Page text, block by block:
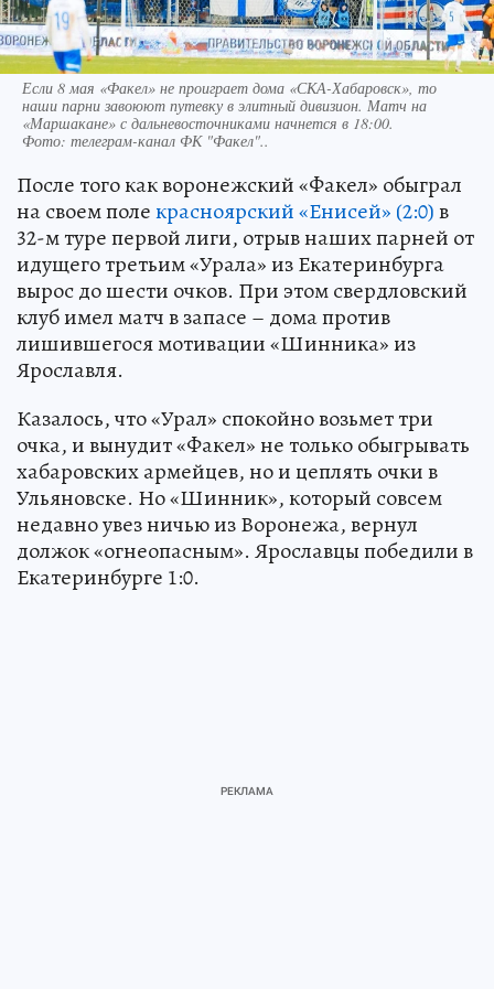
Если 8 мая «Факел» не проиграет дома «СКА-Хабаровск», то
наши парни завоюют путевку в элитный дивизион. Матч на
«Маршакане» с дальневосточниками начнется в 18:00.
Фото: телеграм-канал ФК "Факел"..
После того как воронежский «Факел» обыграл
на своем полекрасноярский «Енисей» (2:0)в
32-м туре первой лиги, отрыв наших парней от
идущего третьим «Урала» из Екатеринбурга
вырос до шести очков. При этом свердловский
клуб имел матч в запасе – дома против
лишившегося мотивации «Шинника» из
Ярославля.
Казалось, что «Урал» спокойно возьмет три
очка, и вынудит «Факел» не только обыгрывать
хабаровских армейцев, но и цеплять очки в
Ульяновске. Но «Шинник», который совсем
недавно увез ничью из Воронежа, вернул
должок «огнеопасным». Ярославцы победили в
Екатеринбурге 1:0.